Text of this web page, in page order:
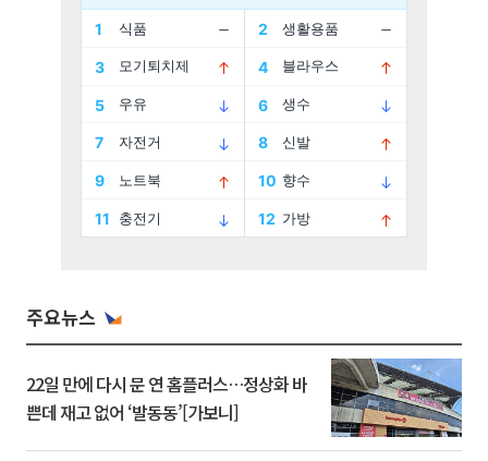
주요뉴스
22일 만에 다시 문 연 홈플러스…정상화 바
쁜데 재고 없어 ‘발동동’[가보니]